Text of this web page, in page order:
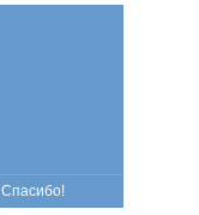
Спасибо!